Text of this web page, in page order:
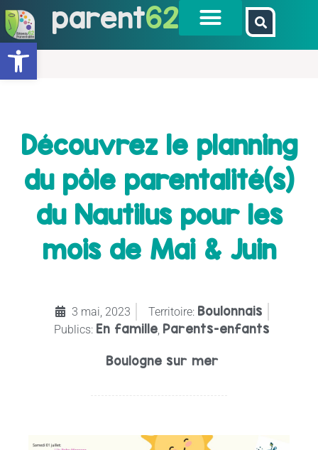
Ouvrir la barre d’outils
parent62
Découvrez le planning
du pôle parentalité(s)
du Nautilus pour les
mois de Mai & Juin
3 mai, 2023 Territoire: Boulonnais
Publics: En famille Parents-enfants
Boulogne sur mer